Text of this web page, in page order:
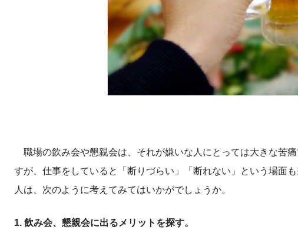
職場の飲み会や懇親会は、それが嫌いな人にとっては大きな苦
すが、仕事をしていると「断りづらい」「断れない」という場面
人は、次のように考えてみてはいかがでしょうか。
1. 飲み会、懇親会に出るメリットを探す。